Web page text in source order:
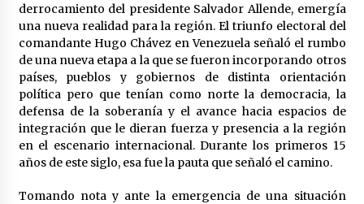
derrocamiento del presidente Salvador Allende, emergía
una nueva realidad para la región. El triunfo electoral del
comandante Hugo Chávez en Venezuela señaló el rumbo
de una nueva etapa a la que se fueron incorporando otros
países, pueblos y gobiernos de distinta orientación
política pero que tenían como norte la democracia, la
defensa de la soberanía y el avance hacia espacios de
integración que le dieran fuerza y presencia a la región
en el escenario internacional. Durante los primeros 15
años de este siglo, esa fue la pauta que señaló el camino.
Tomando nota y ante la emergencia de una situación